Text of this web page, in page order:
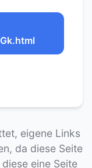
eigene Links
da diese Seite
eine Seite